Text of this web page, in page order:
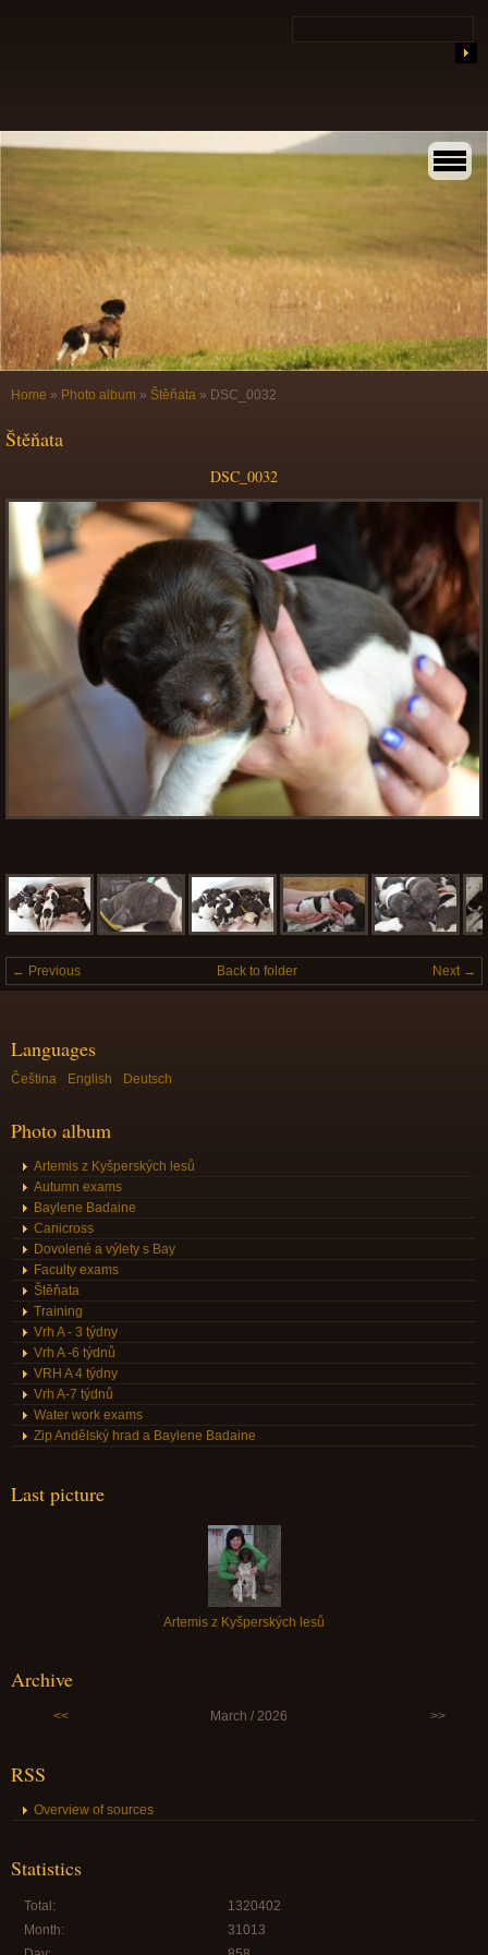
Home » Photo album » Štěňata » DSC_0032
Štěňata
DSC_0032
← Previous Next →
Back to folder
Languages
Čeština English Deutsch
Photo album
Artemis z Kyšperských lesů
Autumn exams
Baylene Badaine
Canicross
Dovolené a výlety s Bay
Faculty exams
Štěňata
Training
Vrh A - 3 týdny
Vrh A -6 týdnů
VRH A 4 týdny
Vrh A-7 týdnů
Water work exams
Zip Andělský hrad a Baylene Badaine
Last picture
Artemis z Kyšperských lesů
Archive
<< March / 2026 >>
RSS
Overview of sources
Statistics
Total:
1320402
Month:
31013